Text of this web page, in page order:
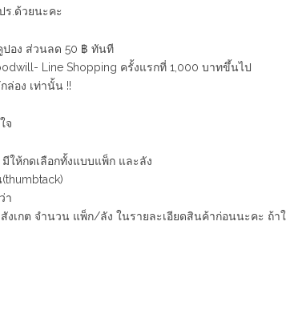
ร.ด้วยนะคะ
ปอง ส่วนลด 50 ฿ ทันที
Line Shopping ครั้งแรกที่ 1,000 บาทขึ้นไป
ล่อง เท่านั้น !!
จ
ให้กดเลือกทั้งแบบแพ็ก และลัง
า
งเกต จำนวน แพ็ก/ลัง ในรายละเอียดสินค้าก่อนนะคะ ถ้